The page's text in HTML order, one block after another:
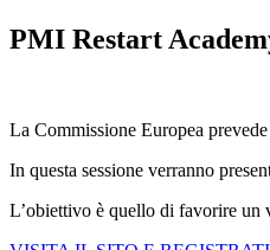
PMI Restart
La Commissione Europea
In questa sessione verranno
L’obiettivo è quello di favorire un